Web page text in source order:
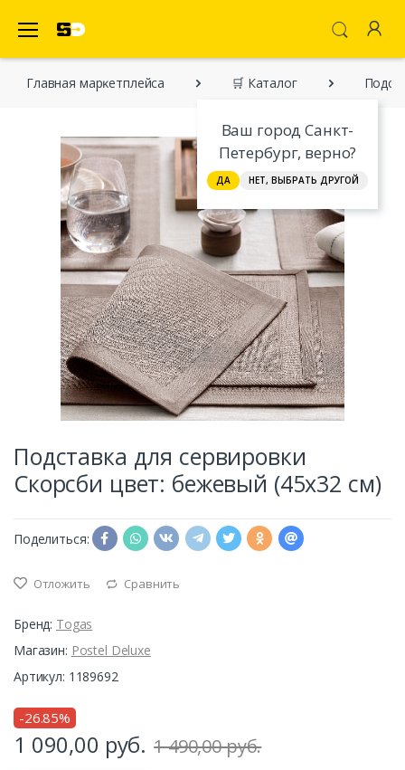
Ваш город Санкт-
Петербург, верно?
ДА НЕТ, ВЫБРАТЬ ДРУГОЙ
Главная марĸетплейса 🛒 Каталог
Подставка для сервировки
Скорсби цвет: бежевый (45х32 см)
Поделиться:
Отложить Сравнить
Бренд: Togas
Магазин: Postel Deluxe
Артикул: 1189692
-26.85%
1 090,00 руб. 1 490,00 руб.